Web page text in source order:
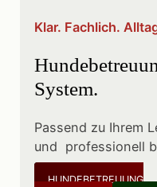
Klar. Fachlich.
System.
Passend zu Ihrem
und professionell
HUNDEBETREUUNG